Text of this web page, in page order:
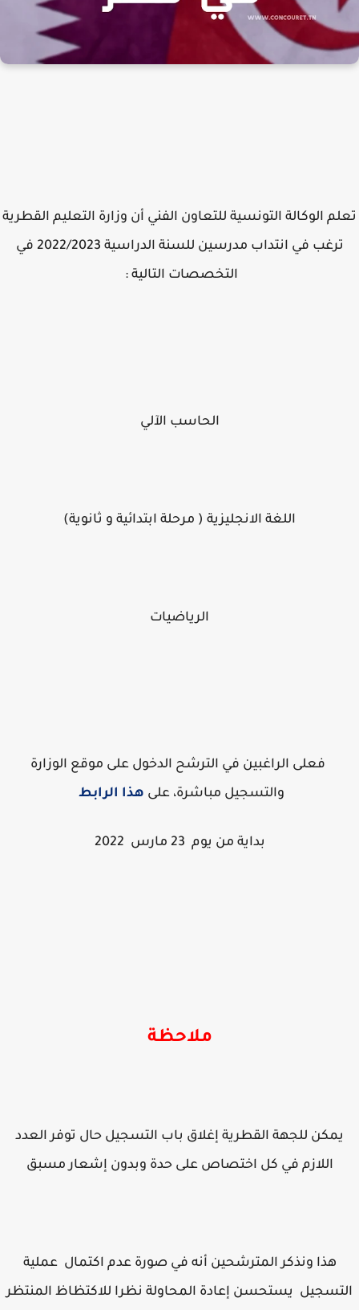
الوكالة التونسية للتعاون الفني أن وزارة التعليم القطرية
ترغب في انتداب مدرسين للسنة الدراسية 2022/2023 في
التخصصات التالية :
الحاسب الآلي
اللغة الانجليزية ( مرحلة ابتدائية و ثانوية)
الرياضيات
فعلى الراغبين في الترشح الدخول على موقع الوزارة
والتسجيل مباشرة، علىهذا الرابط
بداية من يوم23 مارس 2022
ملاحظة
يمكن للجهة القطرية إغلاق باب التسجيل حال توفر العدد
اللازم في كل اختصاص على حدة وبدون إشعار مسبق
هذا ونذكر المترشحين أنه في صورة عدم اكتمال عملية
يستحسن إعادة المحاولة نظرا للاكتظاظ المنتظر